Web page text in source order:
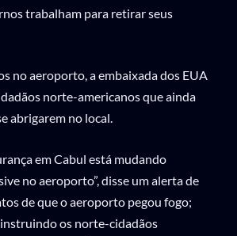
trabalham para retirar seus
no aeroporto, a embaixada dos EUA
norte-americanos que ainda
abrigarem no local.
em Cabul está mudando
no aeroporto”, disse um alerta de
de que o aeroporto pegou fogo;
os norte-cidadãos